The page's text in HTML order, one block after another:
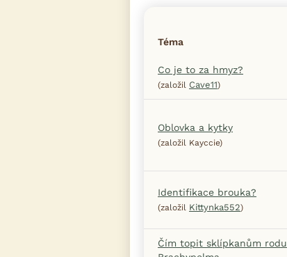
Téma
Co je to za hmyz?
(založil Cave11)
Oblovka a kytky
(založil Kayccie)
Identifikace brouka?
(založil Kittynka552)
Čím topit sklípkanům rodu